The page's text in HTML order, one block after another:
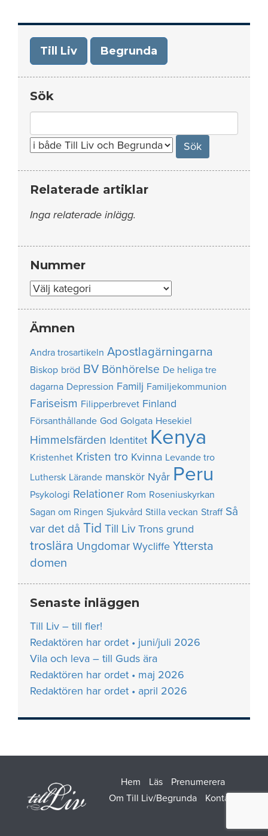
Till Liv Begrunda
Sök
for:
Relaterade artiklar
Inga relaterade inlägg.
Nummer
Nummer
Ämnen
Andra trosartikeln Apostlagärningarna
Biskop bröd BV Bönhörelse De heliga tre
dagarna Depression Familj Familjekommunion
Fariseism Filipperbrevet Finland
Försanthållande God Golgata Hesekiel
Himmelsfärden Identitet Kenya
Kristenhet Kristen tro Kvinna Levande tro
Luthersk Lärande manskör Nyår Peru
Psykologi Relationer Rom Roseniuskyrkan
Sagan om Ringen Sjukvård Stilla veckan Straff Så
var det då Tid Till Liv Trons grund
troslära Ungdomar Wycliffe Yttersta
domen
Senaste inläggen
Till Liv – till fler!
Redaktören har ordet • juni/juli 2026
Vila och leva – till Guds ära
Redaktören har ordet • maj 2026
Redaktören har ordet • april 2026
Hem Läs
Prenumerera
Om Till Liv/Begrunda
Kontakt